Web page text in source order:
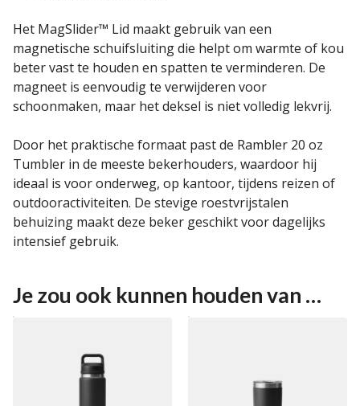
Het MagSlider™ Lid maakt gebruik van een
magnetische schuifsluiting die helpt om warmte of kou
beter vast te houden en spatten te verminderen. De
magneet is eenvoudig te verwijderen voor
schoonmaken, maar het deksel is niet volledig lekvrij.
Door het praktische formaat past de Rambler 20 oz
Tumbler in de meeste bekerhouders, waardoor hij
ideaal is voor onderweg, op kantoor, tijdens reizen of
outdooractiviteiten. De stevige roestvrijstalen
behuizing maakt deze beker geschikt voor dagelijks
intensief gebruik.
Je zou ook kunnen houden van …